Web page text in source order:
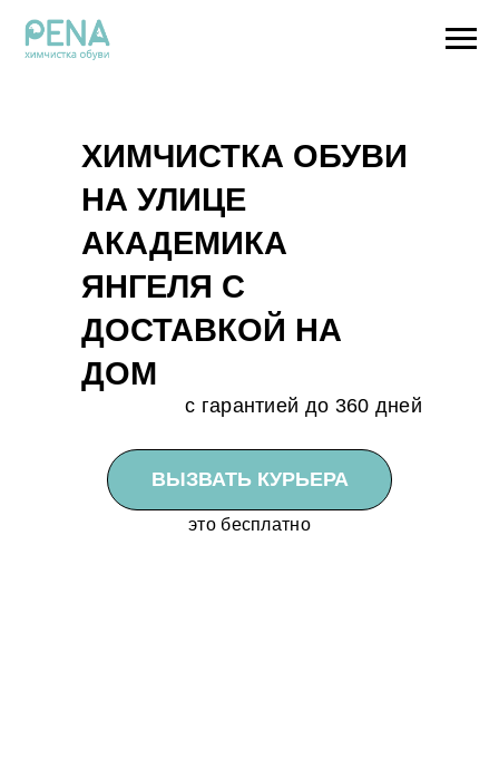
ХИМЧИСТКА ОБУВИ
НА УЛИЦЕ
АКАДЕМИКА
ЯНГЕЛЯ С
ДОСТАВКОЙ НА
ДОМ
ВЫЗВАТЬ КУРЬЕРА
с гарантией до 360 дней
это бесплатно